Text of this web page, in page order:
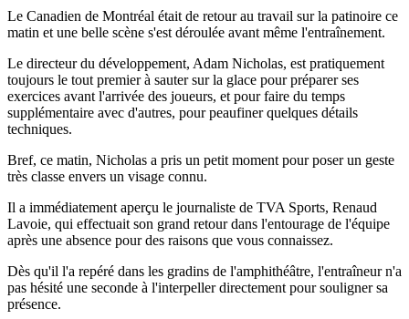
Le Canadien de Montréal était de retour au travail sur la patinoire ce
matin et une belle scène s'est déroulée avant même l'entraînement.
Le directeur du développement, Adam Nicholas, est pratiquement
toujours le tout premier à sauter sur la glace pour préparer ses
exercices avant l'arrivée des joueurs, et pour faire du temps
supplémentaire avec d'autres, pour peaufiner quelques détails
techniques.
Bref, ce matin, Nicholas a pris un petit moment pour poser un geste
très classe envers un visage connu.
Il a immédiatement aperçu le journaliste de TVA Sports, Renaud
Lavoie, qui effectuait son grand retour dans l'entourage de l'équipe
après une absence pour des raisons que vous connaissez.
Dès qu'il l'a repéré dans les gradins de l'amphithéâtre, l'entraîneur n'a
pas hésité une seconde à l'interpeller directement pour souligner sa
présence.